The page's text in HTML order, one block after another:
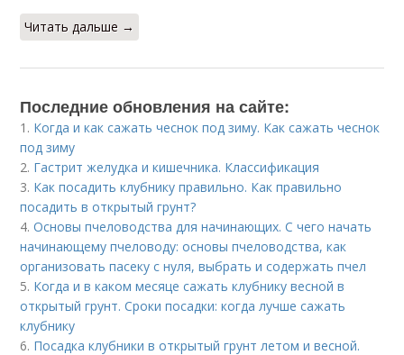
Читать дальше →
Последние обновления на сайте:
1. Когда и как сажать чеснок под зиму. Как сажать чеснок
под зиму
2. Гастрит желудка и кишечника. Классификация
3. Как посадить клубнику правильно. Как правильно
посадить в открытый грунт?
4.Основы пчеловодства для начинающих. С чего начать
начинающему пчеловоду: основы пчеловодства, как
организовать пасеку с нуля, выбрать и содержать пчел
5. Когда и в каком месяце сажать клубнику весной в
открытый грунт. Сроки посадки: когда лучше сажать
клубнику
6. Посадка клубники в открытый грунт летом и весной.